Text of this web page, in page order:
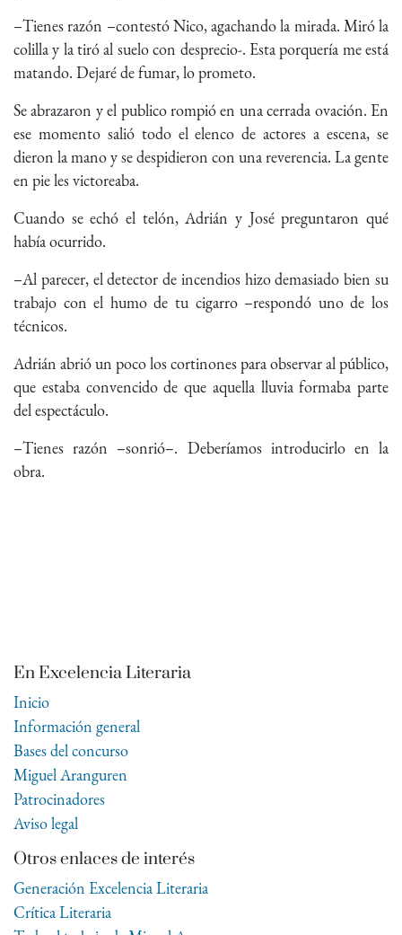
–Tienes razón –contestó Nico, agachando la mirada. Miró la
colilla y la tiró al suelo con desprecio-. Esta porquería me está
matando. Dejaré de fumar, lo prometo.
Se abrazaron y el publico rompió en una cerrada ovación. En
ese momento salió todo el elenco de actores a escena, se
dieron la mano y se despidieron con una reverencia. La gente
en pie les victoreaba.
Cuando se echó el telón, Adrián y José preguntaron qué
había ocurrido.
–Al parecer, el detector de incendios hizo demasiado bien su
trabajo con el humo de tu cigarro –respondó uno de los
técnicos.
Adrián abrió un poco los cortinones para observar al público,
que estaba convencido de que aquella lluvia formaba parte
del espectáculo.
–Tienes razón –sonrió–. Deberíamos introducirlo en la
obra.
En Excelencia Literaria
Inicio
Información general
Bases del concurso
Miguel Aranguren
Patrocinadores
Aviso legal
Otros enlaces de interés
Generación Excelencia Literaria
Crítica Literaria